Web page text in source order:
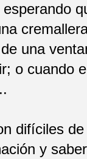
una
o cuando
difíciles
y